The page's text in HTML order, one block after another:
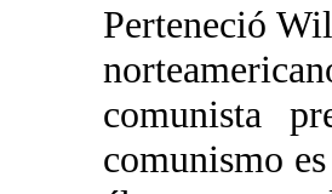
Perteneció
comunista
comunismo